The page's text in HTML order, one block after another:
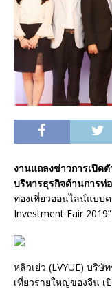
งานแถลงข่าวการเปิด
บริหารธุรกิจด้านการท่
ท่องเที่ยวออนไลน์แบบค
Investment Fair
หลิวเย่ว (LVYUE) บริ
เที่ยวรายใหญ่ของจีน เ